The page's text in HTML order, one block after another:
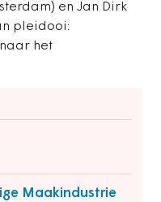
en Jan Dirk
pleidooi:
het
Maakindustrie